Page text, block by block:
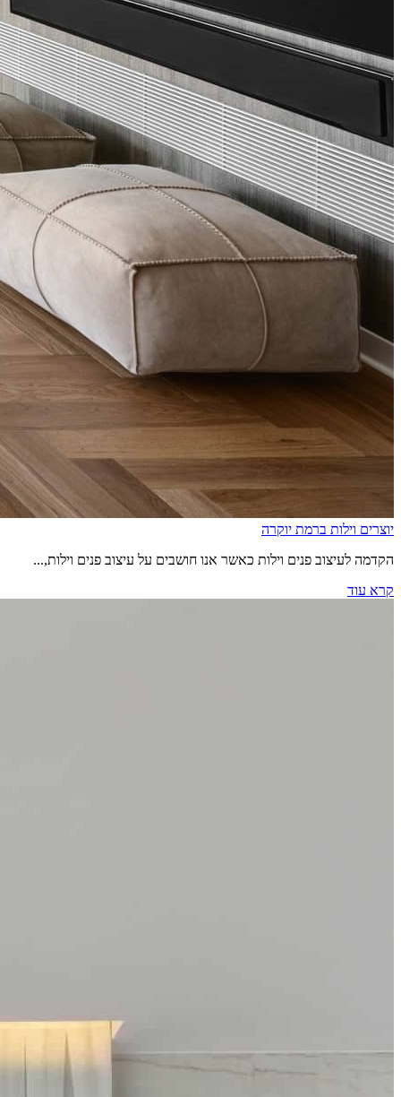
יוצרים וילות ברמת יוקרה
הקדמה לעיצוב פנים וילות כאשר אנו חושבים על עיצוב פנים וילות,...
קרא עוד